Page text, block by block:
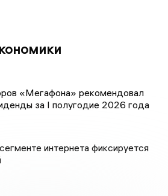
«Мегафона» рекомендовал
за I полугодие 2026 года
интернета фиксируется